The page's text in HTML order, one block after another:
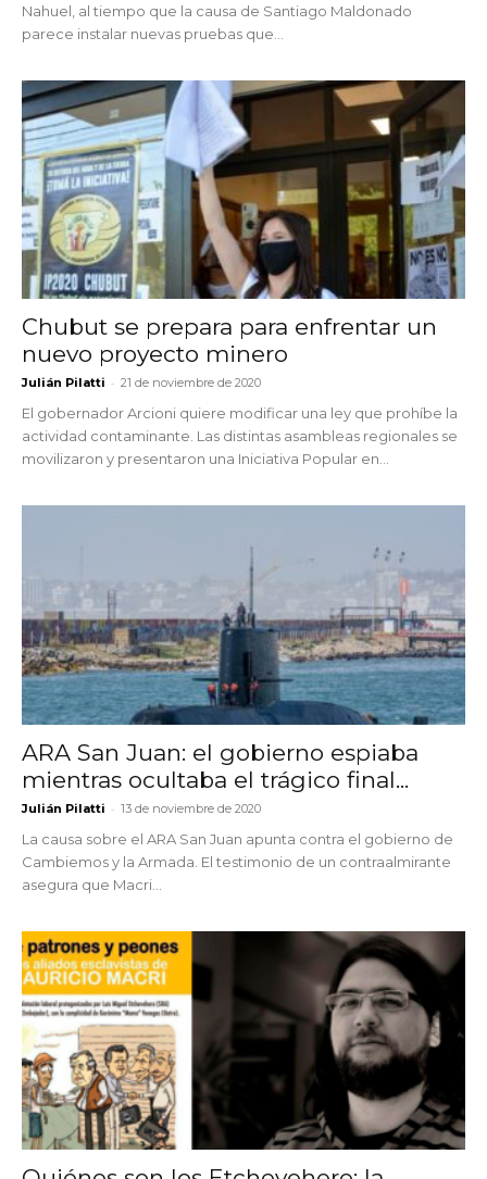
Nahuel, al tiempo que la causa de Santiago Maldonado
parece instalar nuevas pruebas que...
Chubut se prepara para enfrentar un
nuevo proyecto minero
Julián Pilatti - 21 de noviembre de 2020
El gobernador Arcioni quiere modificar una ley que prohíbe la
actividad contaminante. Las distintas asambleas regionales se
movilizaron y presentaron una Iniciativa Popular en...
ARA San Juan: el gobierno espiaba
mientras ocultaba el trágico final...
Julián Pilatti - 13 de noviembre de 2020
La causa sobre el ARA San Juan apunta contra el gobierno de
Cambiemos y la Armada. El testimonio de un contraalmirante
asegura que Macri...